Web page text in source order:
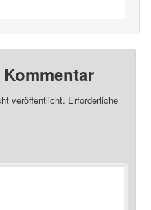
veröffentlicht. Erforderliche